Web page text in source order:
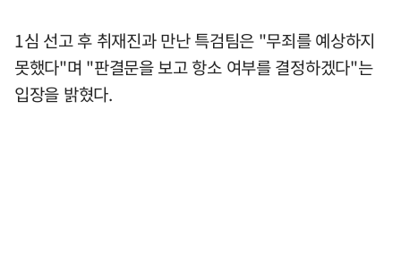
1심 선고 후 취재진과 만난 특검팀은 "무죄를 예상하지
못했다"며 "판결문을 보고 항소 여부를 결정하겠다"는
입장을 밝혔다.